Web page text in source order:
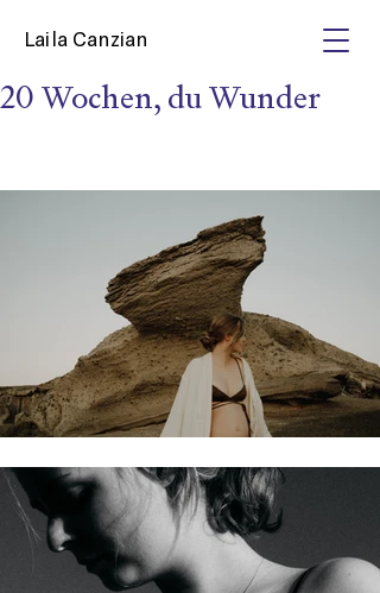
Laila Canzian
20 Wochen, du Wunder